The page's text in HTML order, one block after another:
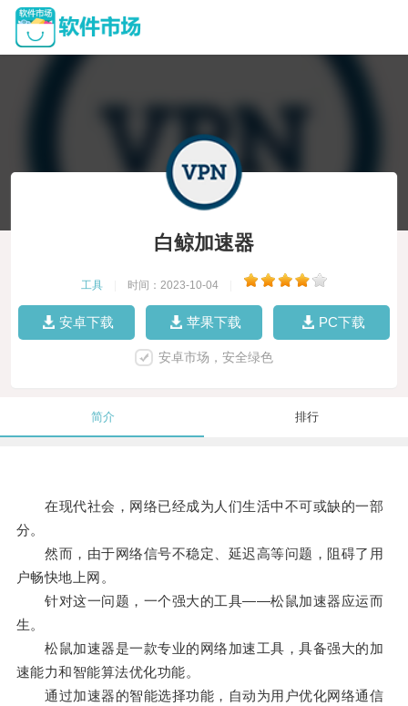
白鲸加速器
工具 时间：2023-10-04
安卓下载 苹果下载 PC下载
安卓市场，安全绿色
简介 排行
在现代社会，网络已经成为人们生活中不可或缺的一部
分。
然而，由于网络信号不稳定、延迟高等问题，阻碍了用
户畅快地上网。
针对这一问题，一个强大的工具——松鼠加速器应运而
生。
松鼠加速器是一款专业的网络加速工具，具备强大的加
速能力和智能算法优化功能。
通过加速器的智能选择功能，自动为用户优化网络通信